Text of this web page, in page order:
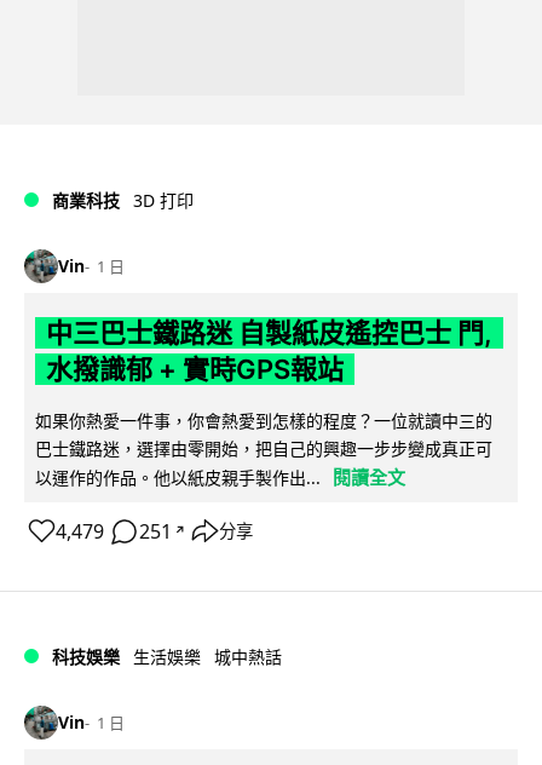
商業科技 3D 打印
Vin 1 日
中三巴士鐵路迷 自製紙皮遙控巴士 門,
水撥識郁 + 實時GPS報站
如果你熱愛一件事，你會熱愛到怎樣的程度？一位就讀中三的
巴士鐵路迷，選擇由零開始，把自己的興趣一步步變成真正可
以運作的作品。他以紙皮親手製作出...
閱讀全文
4,479 251 ↗ 分享
科技娛樂 生活娛樂 城中熱話
Vin 1 日